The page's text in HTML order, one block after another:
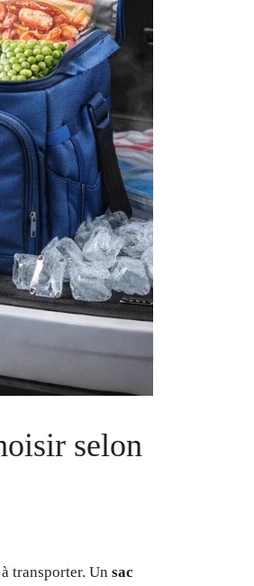
selon
transporter. Un sac